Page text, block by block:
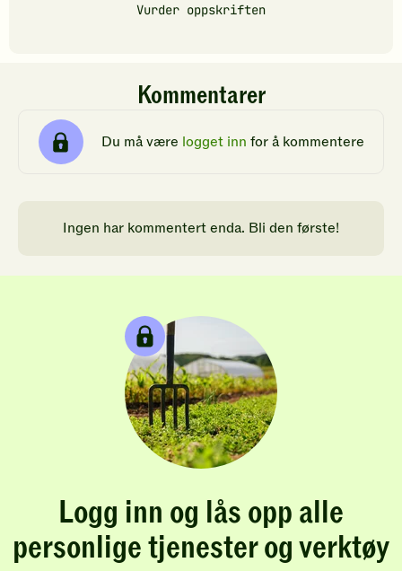
Vurder oppskriften
Kommentarer
Du må være logget inn for å kommentere
Ingen har kommentert enda. Bli den første!
Logg inn og lås opp alle
personlige tjenester og verktøy